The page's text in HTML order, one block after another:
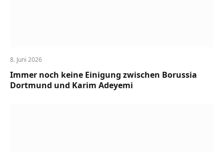
8. Juni 2026
Immer noch keine Einigung zwischen Borussia
Dortmund und Karim Adeyemi